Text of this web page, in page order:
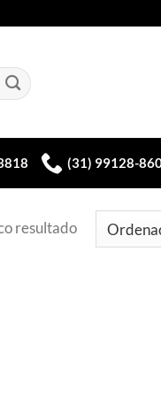
(31) 99128-
resultado